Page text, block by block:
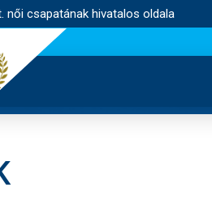
női csapatának hivatalos oldala